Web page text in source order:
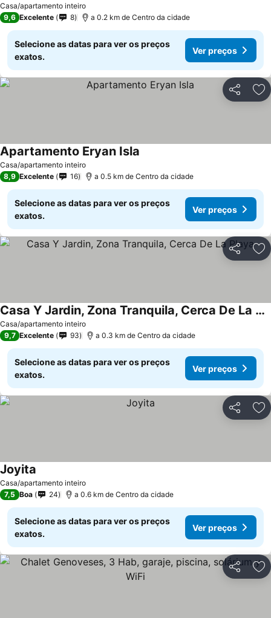
Casa/apartamento inteiro
9,6 Excelente 8 a 0.2 km de Centro da cidade
Selecione as datas para ver os preços
exatos.
Ver preços
Partilhar
Casa/apartamento inteiro
Apartamento Eryan Isla
8,9 Excelente 16 a 0.5 km de Centro da cidade
Selecione as datas para ver os preços
exatos.
Ver preços
Partilhar
Casa/apartamento inteiro
Casa Y Jardin, Zona Tranquila, Cerca De La Playa
9,7 Excelente 93 a 0.3 km de Centro da cidade
Selecione as datas para ver os preços
exatos.
Ver preços
Partilhar
Casa/apartamento inteiro
Joyita
7,5 Boa 24 a 0.6 km de Centro da cidade
Selecione as datas para ver os preços
exatos.
Ver preços
Partilhar